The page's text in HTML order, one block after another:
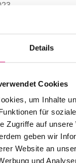
Details
Cookies
um Inhalte
für
Zugriffe auf unsere
geben wir
Website an
und